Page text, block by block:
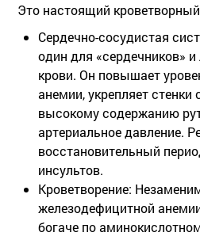
Это настоящий
Сердечно-сосудистая
один для «сердечников»
крови. Он повышает
анемии, укрепляет стенки
высокому содержанию
артериальное давление.
восстановительный
инсультов.
Кроветворение:
железодефицитной
богаче по